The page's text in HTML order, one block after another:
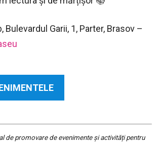
Bulevardul Garii, 1, Parter, Brasov –
de promovare de evenimente și activități pentru